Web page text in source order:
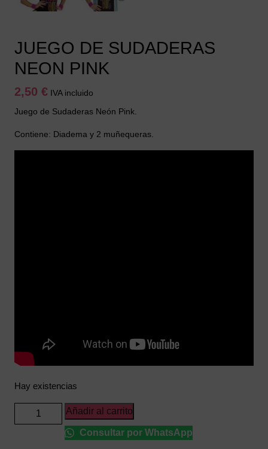
JUEGO DE SUDADERAS
NEON PINK
2,50 € IVA incluido
Juego de Sudaderas Neón Pink.
Contiene: Diadema y 2 muñequeras.
Hay existencias
JUEGO
DE
SUDADERAS
Añadir al carrito
Consultar por WhatsApp